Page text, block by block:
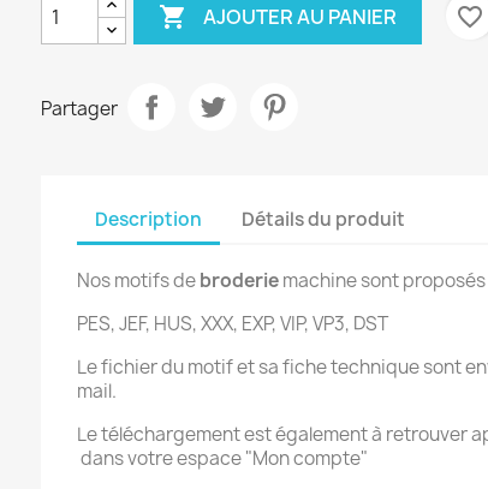
 AJOUTER AU PANIER favorite_border
Partager
Description Détails du produit
Nos motifs debroderiemachine sont
PES, JEF, HUS, XXX, EXP, VIP, VP3, DST
Le fichier du motif et sa fiche technique sont
mail.
Le téléchargement est également à retrouver
dans votre espace "Mon compte"